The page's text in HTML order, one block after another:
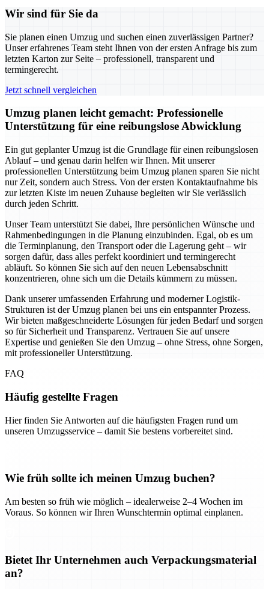
Wir sind für Sie da
Sie planen einen Umzug und suchen einen zuverlässigen Partner?
Unser erfahrenes Team steht Ihnen von der ersten Anfrage bis zum
letzten Karton zur Seite – professionell, transparent und
termingerecht.
Jetzt schnell vergleichen
Umzug planen leicht gemacht: Professionelle
Unterstützung für eine reibungslose Abwicklung
Ein gut geplanter Umzug ist die Grundlage für einen reibungslosen
Ablauf – und genau darin helfen wir Ihnen. Mit unserer
professionellen Unterstützung beim Umzug planen sparen Sie nicht
nur Zeit, sondern auch Stress. Von der ersten Kontaktaufnahme bis
zur letzten Kiste im neuen Zuhause begleiten wir Sie verlässlich
durch jeden Schritt.
Unser Team unterstützt Sie dabei, Ihre persönlichen Wünsche und
Rahmenbedingungen in die Planung einzubinden. Egal, ob es um
die Terminplanung, den Transport oder die Lagerung geht – wir
sorgen dafür, dass alles perfekt koordiniert und termingerecht
abläuft. So können Sie sich auf den neuen Lebensabschnitt
konzentrieren, ohne sich um die Details kümmern zu müssen.
Dank unserer umfassenden Erfahrung und moderner Logistik-
Strukturen ist der Umzug planen bei uns ein entspannter Prozess.
Wir bieten maßgeschneiderte Lösungen für jeden Bedarf und sorgen
so für Sicherheit und Transparenz. Vertrauen Sie auf unsere
Expertise und genießen Sie den Umzug – ohne Stress, ohne Sorgen,
mit professioneller Unterstützung.
FAQ
Häufig gestellte Fragen
Hier finden Sie Antworten auf die häufigsten Fragen rund um
unseren Umzugsservice – damit Sie bestens vorbereitet sind.
Wie früh sollte ich meinen Umzug buchen?
Am besten so früh wie möglich – idealerweise 2–4 Wochen im
Voraus. So können wir Ihren Wunschtermin optimal einplanen.
Bietet Ihr Unternehmen auch Verpackungsmaterial
an?